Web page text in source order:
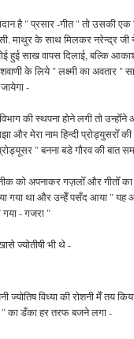
है " प्रसार -गीत " तो उसकी एक
माथुर के साथ मिलकर नरेन्द्र जी
हुई साख वापस दिलाई, बल्कि
के लिये " लक्ष्मी का अवतार "
-
की स्थपना होने लगी तो
मेरा नाम हिन्दी प्रोड्युसरोँ
" बनना बडे गौरव की बात
को अपनाकर गज़लोँ और गीतोँ का
गया था और उन्हेँ पसँद आया " यह
- गजरा "
ज्योतीषी भी थे -
ज्योतिष विध्या की रोशनी मेँ तय
" का डँका हर तरफ बजने लगा -